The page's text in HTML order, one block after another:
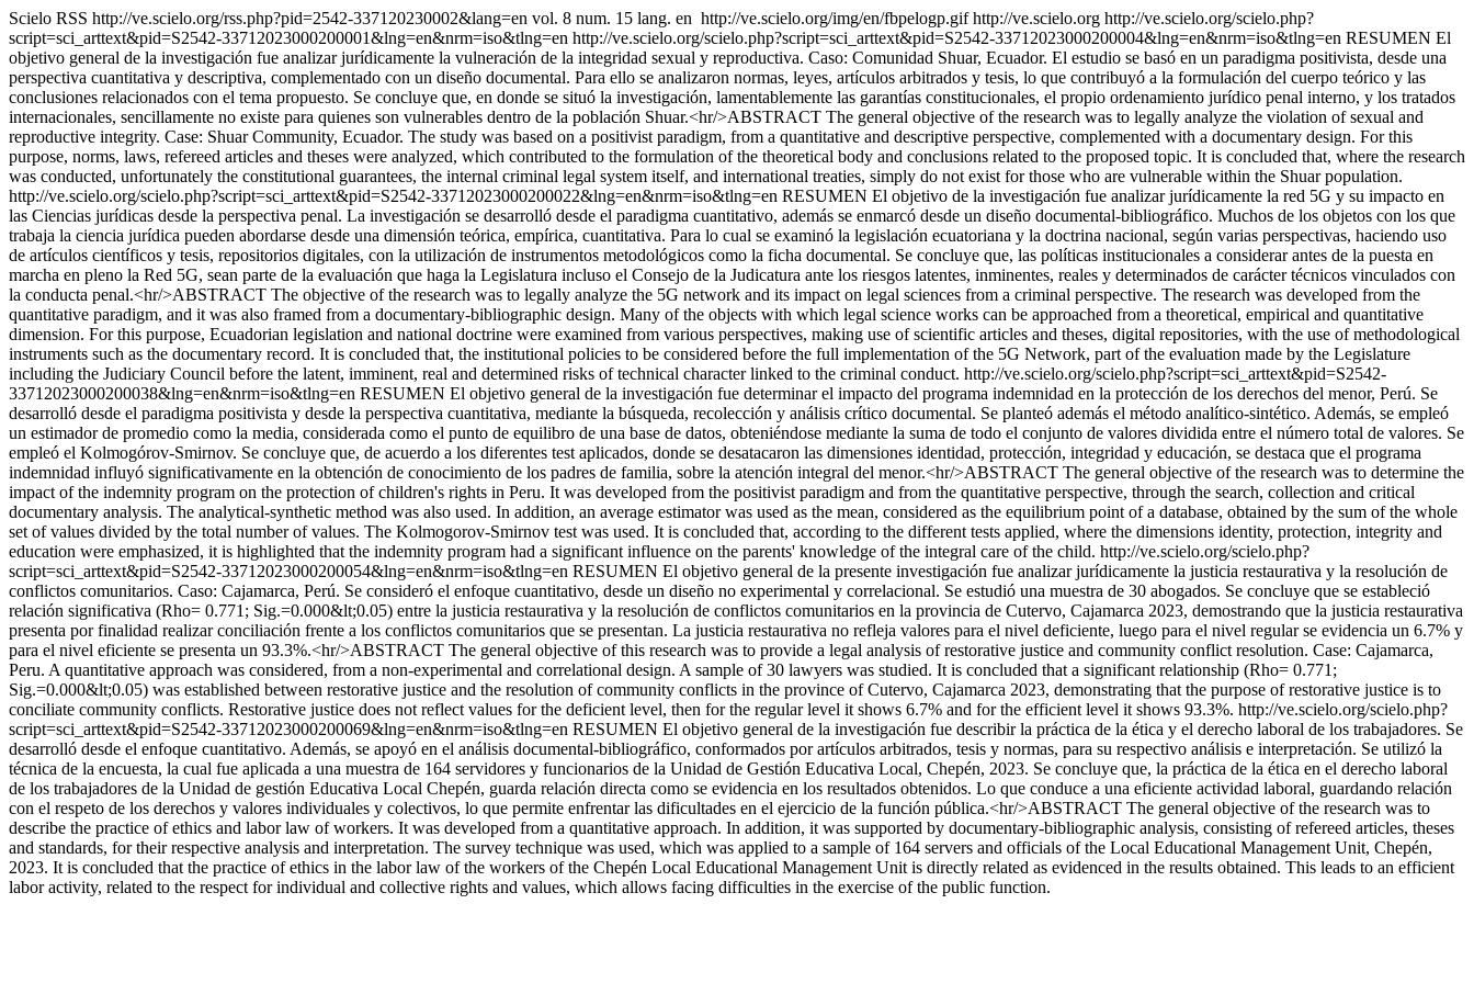
Scielo RSS http://ve.scielo.org/rss.php?pid=2542-337120230002&lang=en vol. 8 num. 15 lang. en http://ve.scielo.org/img/en/fbpelogp.gif http://ve.scielo.org http://ve.scielo.org/scielo.php?
script=sci_arttext&pid=S2542-33712023000200001&lng=en&nrm=iso&tlng=en http://ve.scielo.org/scielo.php?script=sci_arttext&pid=S2542-33712023000200004&lng=en&nrm=iso&tlng=en RESUMEN El
objetivo general de la investigación fue analizar jurídicamente la vulneración de la integridad sexual y reproductiva. Caso: Comunidad Shuar, Ecuador. El estudio se basó en un paradigma positivista, desde una
perspectiva cuantitativa y descriptiva, complementado con un diseño documental. Para ello se analizaron normas, leyes, artículos arbitrados y tesis, lo que contribuyó a la formulación del cuerpo teórico y las
conclusiones relacionados con el tema propuesto. Se concluye que, en donde se situó la investigación, lamentablemente las garantías constitucionales, el propio ordenamiento jurídico penal interno, y los tratados
internacionales, sencillamente no existe para quienes son vulnerables dentro de la población Shuar.<hr/>ABSTRACT The general objective of the research was to legally analyze the violation of sexual and
reproductive integrity. Case: Shuar Community, Ecuador. The study was based on a positivist paradigm, from a quantitative and descriptive perspective, complemented with a documentary design. For this
purpose, norms, laws, refereed articles and theses were analyzed, which contributed to the formulation of the theoretical body and conclusions related to the proposed topic. It is concluded that, where the research
was conducted, unfortunately the constitutional guarantees, the internal criminal legal system itself, and international treaties, simply do not exist for those who are vulnerable within the Shuar population.
http://ve.scielo.org/scielo.php?script=sci_arttext&pid=S2542-33712023000200022&lng=en&nrm=iso&tlng=en RESUMEN El objetivo de la investigación fue analizar jurídicamente la red 5G y su impacto en
las Ciencias jurídicas desde la perspectiva penal. La investigación se desarrolló desde el paradigma cuantitativo, además se enmarcó desde un diseño documental-bibliográfico. Muchos de los objetos con los que
trabaja la ciencia jurídica pueden abordarse desde una dimensión teórica, empírica, cuantitativa. Para lo cual se examinó la legislación ecuatoriana y la doctrina nacional, según varias perspectivas, haciendo uso
de artículos científicos y tesis, repositorios digitales, con la utilización de instrumentos metodológicos como la ficha documental. Se concluye que, las políticas institucionales a considerar antes de la puesta en
marcha en pleno la Red 5G, sean parte de la evaluación que haga la Legislatura incluso el Consejo de la Judicatura ante los riesgos latentes, inminentes, reales y determinados de carácter técnicos vinculados con
la conducta penal.<hr/>ABSTRACT The objective of the research was to legally analyze the 5G network and its impact on legal sciences from a criminal perspective. The research was developed from the
quantitative paradigm, and it was also framed from a documentary-bibliographic design. Many of the objects with which legal science works can be approached from a theoretical, empirical and quantitative
dimension. For this purpose, Ecuadorian legislation and national doctrine were examined from various perspectives, making use of scientific articles and theses, digital repositories, with the use of methodological
instruments such as the documentary record. It is concluded that, the institutional policies to be considered before the full implementation of the 5G Network, part of the evaluation made by the Legislature
including the Judiciary Council before the latent, imminent, real and determined risks of technical character linked to the criminal conduct. http://ve.scielo.org/scielo.php?script=sci_arttext&pid=S2542-
33712023000200038&lng=en&nrm=iso&tlng=en RESUMEN El objetivo general de la investigación fue determinar el impacto del programa indemnidad en la protección de los derechos del menor, Perú. Se
desarrolló desde el paradigma positivista y desde la perspectiva cuantitativa, mediante la búsqueda, recolección y análisis crítico documental. Se planteó además el método analítico-sintético. Además, se empleó
un estimador de promedio como la media, considerada como el punto de equilibro de una base de datos, obteniéndose mediante la suma de todo el conjunto de valores dividida entre el número total de valores. Se
empleó el Kolmogórov-Smirnov. Se concluye que, de acuerdo a los diferentes test aplicados, donde se desatacaron las dimensiones identidad, protección, integridad y educación, se destaca que el programa
indemnidad influyó significativamente en la obtención de conocimiento de los padres de familia, sobre la atención integral del menor.<hr/>ABSTRACT The general objective of the research was to determine the
impact of the indemnity program on the protection of children's rights in Peru. It was developed from the positivist paradigm and from the quantitative perspective, through the search, collection and critical
documentary analysis. The analytical-synthetic method was also used. In addition, an average estimator was used as the mean, considered as the equilibrium point of a database, obtained by the sum of the whole
set of values divided by the total number of values. The Kolmogorov-Smirnov test was used. It is concluded that, according to the different tests applied, where the dimensions identity, protection, integrity and
education were emphasized, it is highlighted that the indemnity program had a significant influence on the parents' knowledge of the integral care of the child. http://ve.scielo.org/scielo.php?
script=sci_arttext&pid=S2542-33712023000200054&lng=en&nrm=iso&tlng=en RESUMEN El objetivo general de la presente investigación fue analizar jurídicamente la justicia restaurativa y la resolución de
conflictos comunitarios. Caso: Cajamarca, Perú. Se consideró el enfoque cuantitativo, desde un diseño no experimental y correlacional. Se estudió una muestra de 30 abogados. Se concluye que se estableció
relación significativa (Rho= 0.771; Sig.=0.000&lt;0.05) entre la justicia restaurativa y la resolución de conflictos comunitarios en la provincia de Cutervo, Cajamarca 2023, demostrando que la justicia restaurativa
presenta por finalidad realizar conciliación frente a los conflictos comunitarios que se presentan. La justicia restaurativa no refleja valores para el nivel deficiente, luego para el nivel regular se evidencia un 6.7% y
para el nivel eficiente se presenta un 93.3%.<hr/>ABSTRACT The general objective of this research was to provide a legal analysis of restorative justice and community conflict resolution. Case: Cajamarca,
Peru. A quantitative approach was considered, from a non-experimental and correlational design. A sample of 30 lawyers was studied. It is concluded that a significant relationship (Rho= 0.771;
Sig.=0.000&lt;0.05) was established between restorative justice and the resolution of community conflicts in the province of Cutervo, Cajamarca 2023, demonstrating that the purpose of restorative justice is to
conciliate community conflicts. Restorative justice does not reflect values for the deficient level, then for the regular level it shows 6.7% and for the efficient level it shows 93.3%. http://ve.scielo.org/scielo.php?
script=sci_arttext&pid=S2542-33712023000200069&lng=en&nrm=iso&tlng=en RESUMEN El objetivo general de la investigación fue describir la práctica de la ética y el derecho laboral de los trabajadores. Se
desarrolló desde el enfoque cuantitativo. Además, se apoyó en el análisis documental-bibliográfico, conformados por artículos arbitrados, tesis y normas, para su respectivo análisis e interpretación. Se utilizó la
técnica de la encuesta, la cual fue aplicada a una muestra de 164 servidores y funcionarios de la Unidad de Gestión Educativa Local, Chepén, 2023. Se concluye que, la práctica de la ética en el derecho laboral
de los trabajadores de la Unidad de gestión Educativa Local Chepén, guarda relación directa como se evidencia en los resultados obtenidos. Lo que conduce a una eficiente actividad laboral, guardando relación
con el respeto de los derechos y valores individuales y colectivos, lo que permite enfrentar las dificultades en el ejercicio de la función pública.<hr/>ABSTRACT The general objective of the research was to
describe the practice of ethics and labor law of workers. It was developed from a quantitative approach. In addition, it was supported by documentary-bibliographic analysis, consisting of refereed articles, theses
and standards, for their respective analysis and interpretation. The survey technique was used, which was applied to a sample of 164 servers and officials of the Local Educational Management Unit, Chepén,
2023. It is concluded that the practice of ethics in the labor law of the workers of the Chepén Local Educational Management Unit is directly related as evidenced in the results obtained. This leads to an efficient
labor activity, related to the respect for individual and collective rights and values, which allows facing difficulties in the exercise of the public function.